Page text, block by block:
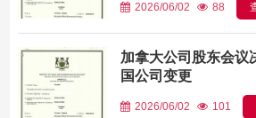
2026/06/02 88
加拿大公司股东会议
国公司变更
2026/06/02 101